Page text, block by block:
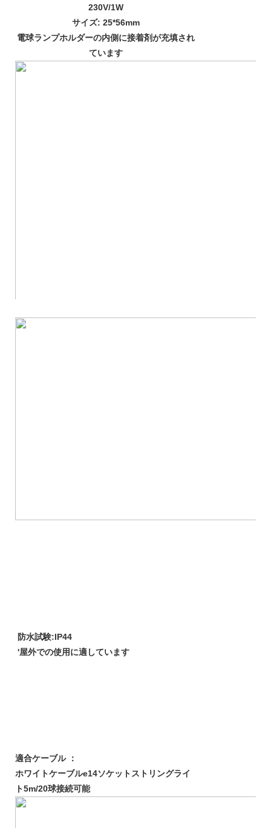
230V/1W
サイズ: 25*56mm
電球ランプホルダーの内側に接着剤が充填され
ています
防水試験:IP44
'屋外での使用に適しています
適合ケーブル ：
ホワイトケーブルe14ソケットストリングライ
ト5m/20球接続可能